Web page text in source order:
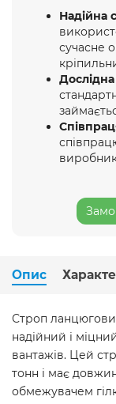
Надійна
сучасне
Опис
Строп
надійний і
вантажів. Цей
тонн і має
обмежувачем